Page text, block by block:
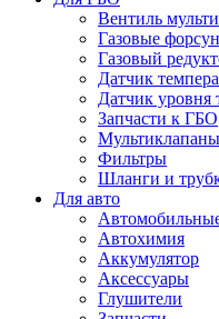
Вентиль
Газовые
Газовый
Датчик
Датчик уровня
Запчасти к ГБО
Фильтры
Шланги и
Для авто
Автохимия
Аккумулятор
Аксессуары
Глушители